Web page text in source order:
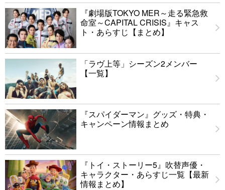
『劇場版TOKYO MER～走る緊急救
命室～CAPITAL CRISIS』キャス
ト・あらすじ【まとめ】
「ラヴ上等」シーズン2メンバー
【一覧】
『スパイダーマン』グッズ・特典・
キャンペーン情報まとめ
『トイ・ストーリー5』吹替声優・
キャラクター・あらすじ一覧【最新
情報まとめ】